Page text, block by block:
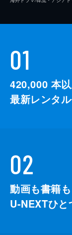
01
420,000 本
最新レンタル
02
動画も書籍も
U-NEXTひと